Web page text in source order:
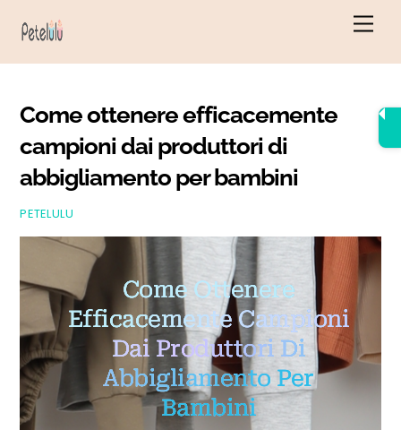
Come ottenere efficacemente
campioni dai produttori di
abbigliamento per bambini
PETELULU
Come Ottenere
Efficacemente Campioni
Dai Produttori Di
Abbigliamento Per
Bambini